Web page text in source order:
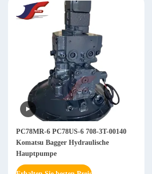
PC78MR-6 PC78US-6 708-3T-00140
Komatsu Bagger Hydraulische
Hauptpumpe